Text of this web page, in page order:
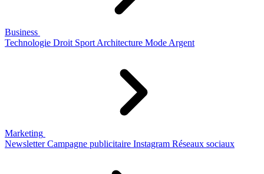
Business
Technologie Droit Sport Architecture Mode Argent
Marketing
Newsletter Campagne publicitaire Instagram Réseaux sociaux